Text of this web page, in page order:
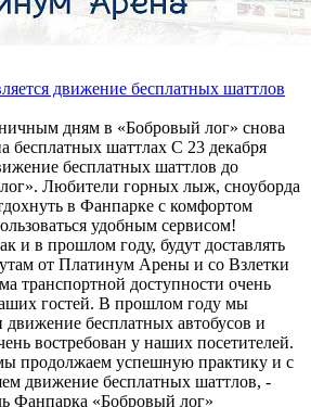
движение бесплатных шаттлов
дням в «Бобровый лог» снова
бесплатных шаттлах С 23 декабря
бесплатных шаттлов до
Любители горных лыж, сноуборда
в Фанпарке с комфортом
удобным сервисом!
и в прошлом году, будут доставлять
от Платинум Арены и со Взлетки
транспортной доступности очень
гостей. В прошлом году мы
движение бесплатных автобусов и
востребован у наших посетителей.
продолжаем успешную практику и с
движение бесплатных шаттлов, -
Фанпарка «Бобровый лог»